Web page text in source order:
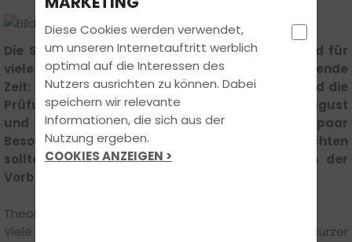
Die Sommerferien neigen sich dem Ende zu, und für
viele Fahrschüler beginnt eine besonders spannende
Zeit: Theorie lernen, Fahrstunden absolvieren und die
Prüfungen bestehen. Gerade in den Monaten August
und September gibt es jedoch ein paar
Besonderheiten, auf die zukünftige Autofahrer achten
sollten – sowohl auf der Straße als auch in der
Vorbereitung auf den Führerschein.
Theorieprüfung: Fokus statt Fleiß-Stress
Viele Fahrschüler denken, möglichst viele Fragen in kurzer
Diese Cookies werden verwendet,
um unseren Internetauftritt werblich
optimal auf die Interessen des
Nutzers ausrichten zu können. Dabei
speichern wir relevante
Informationen, die sich aus der
Nutzung ergeben.
COOKIES ANZEIGEN >